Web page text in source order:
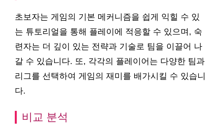
초보자는 게임의 기본 메커니즘을 쉽게 익힐 수 있
는 튜토리얼을 통해 플레이에 적응할 수 있으며, 숙
련자는 더 깊이 있는 전략과 기술로 팀을 이끌어 나
갈 수 있습니다. 또, 각각의 플레이어는 다양한 팀과
리그를 선택하여 게임의 재미를 배가시킬 수 있습니
다.
비교 분석